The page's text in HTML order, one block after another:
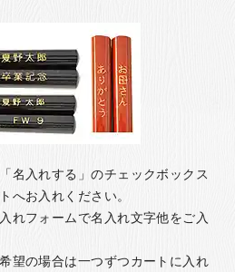
名入れする」のチェックボックス
へお入れください。
れフォームで名入れ文字他をご入
望の場合は一つずつカートに入れ